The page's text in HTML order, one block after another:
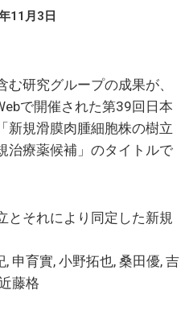
11月3日
研究グループの成果が、
で開催された第39回日本
新規滑膜肉腫細胞株の樹立
治療薬候補」のタイトルで
とそれにより同定した新規
申育實, 小野拓也, 桑田優, 吉
藤格